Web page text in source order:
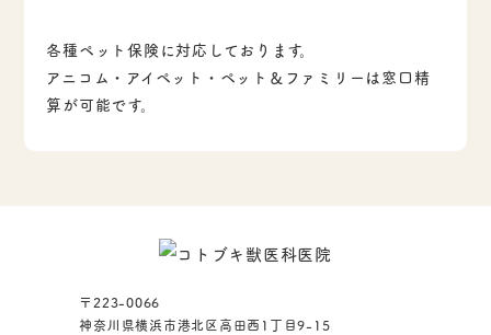
各種ペット保険に対応しております。
アニコム・アイペット・ペット＆ファミリーは窓口精
算が可能です。
〒223-0066
神奈川県横浜市港北区高田西1丁目9-15